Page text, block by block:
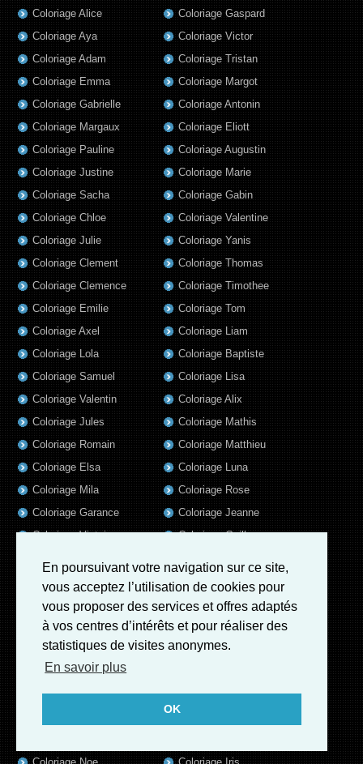
En poursuivant votre navigation sur ce site,
vous acceptez l’utilisation de cookies pour
vous proposer des services et offres adaptés
à vos centres d’intérêts et pour réaliser des
statistiques de visites anonymes.
En savoir plus
OK
Coloriage Alice
Coloriage Aya
Coloriage Adam
Coloriage Emma
Coloriage Gabrielle
Coloriage Gaspard
Coloriage Victor
Coloriage Tristan
Coloriage Margot
Coloriage Antonin
Coloriage Margaux
Coloriage Pauline
Coloriage Justine
Coloriage Sacha
Coloriage Chloe
Coloriage Julie
Coloriage Clement
Coloriage Clemence
Coloriage Emilie
Coloriage Axel
Coloriage Lola
Coloriage Samuel
Coloriage Valentin
Coloriage Jules
Coloriage Romain
Coloriage Elsa
Coloriage Mila
Coloriage Garance
Coloriage Victoire
Coloriage Marius
Coloriage Louis
Coloriage Ava
Coloriage Simon
Coloriage Lina
Coloriage Julien
Coloriage Eliott
Coloriage Augustin
Coloriage Marie
Coloriage Gabin
Coloriage Valentine
Coloriage Yanis
Coloriage Thomas
Coloriage Timothee
Coloriage Tom
Coloriage Liam
Coloriage Baptiste
Coloriage Lisa
Coloriage Alix
Coloriage Mathis
Coloriage Matthieu
Coloriage Luna
Coloriage Rose
Coloriage Jeanne
Coloriage Guillaume
Coloriage Salome
Coloriage Matteo
Coloriage Ulysse
Coloriage Martin
Coloriage Heloïse
Coloriage Felix